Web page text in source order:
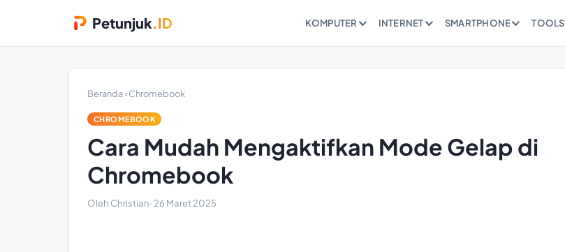
Petunjuk.ID KOMPUTER INTERNET SMARTPHONE TOOLS
Beranda›Chromebook
CHROMEBOOK
Cara Mudah Mengaktifkan Mode Gelap di
Chromebook
Oleh Christian· 26 Maret 2025